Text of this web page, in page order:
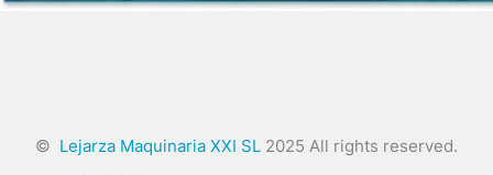
© Lejarza Maquinaria XXI SL 2025 All rights reserved.